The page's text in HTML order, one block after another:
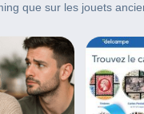
que sur les jouets